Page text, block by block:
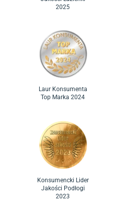
2025
Laur Konsumenta
Top Marka 2024
Konsumencki Lider
Jakości Podłogi
2023